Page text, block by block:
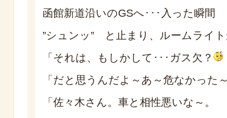
函館新道沿いのGSへ･･･入った瞬間
”シュンッ” と止まり、ルームライ
「それは、もしかして･･･ガス欠？
「だと思うんだよ～あ～危なかった
「佐々木さん。車と相性悪いな～。